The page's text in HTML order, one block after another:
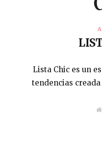
Lista Chic es un
tendencias